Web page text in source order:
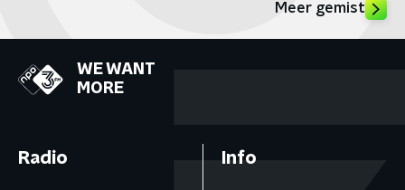
Meer gemist
WE WANT
MORE
Radio Info